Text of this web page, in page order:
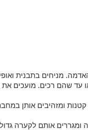
מניחים בתבנית
למשך 30 דקות או עד שהם רכים.
קטנות ומזהיבים אותן
אותם לקערה